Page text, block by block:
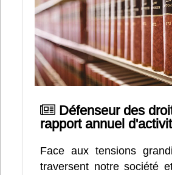
Défenseur des
rapport annuel
Face aux tensions
traversent notre société